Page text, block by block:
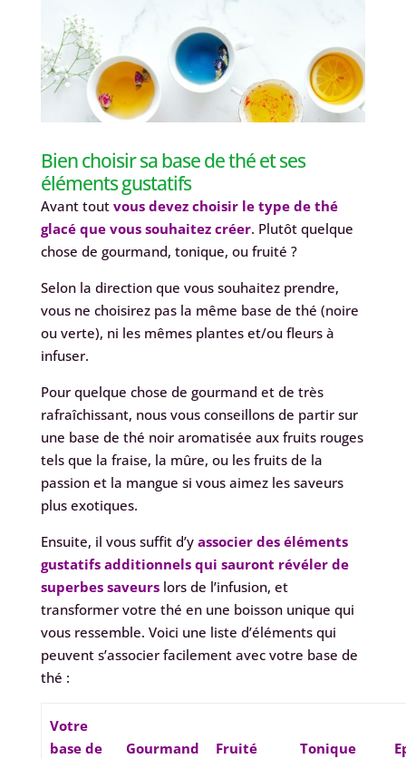
Bien choisir sa base de thé et ses
éléments gustatifs
Avant tout vous devez choisir le type de thé
glacé que vous souhaitez créer. Plutôt quelque
chose de gourmand, tonique, ou fruité ?
Selon la direction que vous souhaitez prendre,
vous ne choisirez pas la même base de thé (noire
ou verte), ni les mêmes plantes et/ou fleurs à
infuser.
Pour quelque chose de gourmand et de très
rafraîchissant, nous vous conseillons de partir sur
une base de thé noir aromatisée aux fruits rouges
tels que la fraise, la mûre, ou les fruits de la
passion et la mangue si vous aimez les saveurs
plus exotiques.
Ensuite, il vous suffit d’y associer des éléments
gustatifs additionnels qui sauront révéler de
superbes saveurslors de l’infusion, et
transformer votre thé en une boisson unique qui
vous ressemble. Voici une liste d’éléments qui
peuvent s’associer facilement avec votre base de
thé :
Votre
base de
Gourmand Fruité Tonique